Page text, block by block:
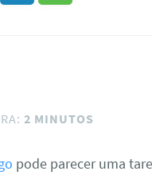
2 MINUTOS
pode parecer uma